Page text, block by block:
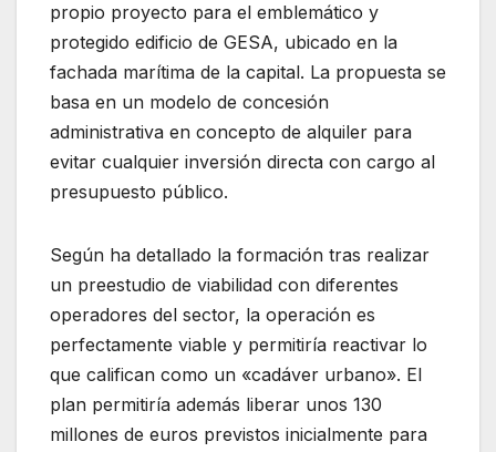
propio proyecto para el emblemático y
protegido edificio de GESA, ubicado en la
fachada marítima de la capital. La propuesta se
basa en un modelo de concesión
administrativa en concepto de alquiler para
evitar cualquier inversión directa con cargo al
presupuesto público.
Según ha detallado la formación tras realizar
un preestudio de viabilidad con diferentes
operadores del sector, la operación es
perfectamente viable y permitiría reactivar lo
que califican como un «cadáver urbano». El
plan permitiría además liberar unos 130
millones de euros previstos inicialmente para